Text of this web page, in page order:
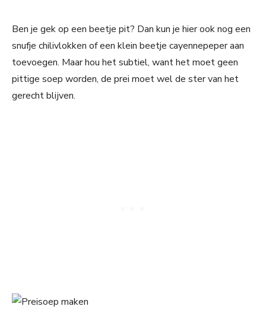
Ben je gek op een beetje pit? Dan kun je hier ook nog een
snufje chilivlokken of een klein beetje cayennepeper aan
toevoegen. Maar hou het subtiel, want het moet geen
pittige soep worden, de prei moet wel de ster van het
gerecht blijven.